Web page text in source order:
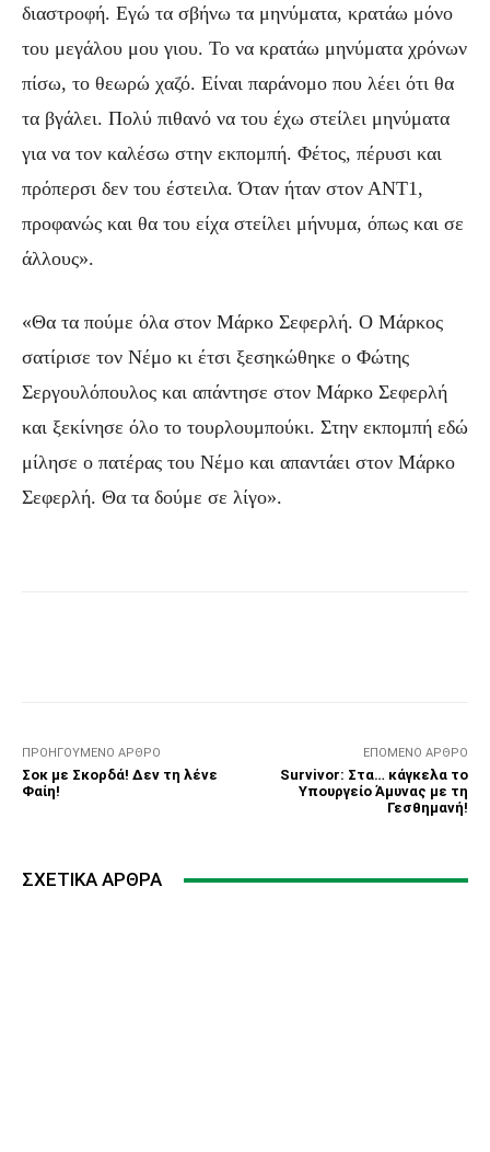
διαστροφή. Εγώ τα σβήνω τα μηνύματα, κρατάω μόνο
του μεγάλου μου γιου. Το να κρατάω μηνύματα χρόνων
πίσω, το θεωρώ χαζό. Είναι παράνομο που λέει ότι θα
τα βγάλει. Πολύ πιθανό να του έχω στείλει μηνύματα
για να τον καλέσω στην εκπομπή. Φέτος, πέρυσι και
πρόπερσι δεν του έστειλα. Όταν ήταν στον ΑΝΤ1,
προφανώς και θα του είχα στείλει μήνυμα, όπως και σε
άλλους».
«Θα τα πούμε όλα στον Μάρκο Σεφερλή. Ο Μάρκος
σατίρισε τον Νέμο κι έτσι ξεσηκώθηκε ο Φώτης
Σεργουλόπουλος και απάντησε στον Μάρκο Σεφερλή
και ξεκίνησε όλο το τουρλουμπούκι. Στην εκπομπή εδώ
μίλησε ο πατέρας του Νέμο και απαντάει στον Μάρκο
Σεφερλή. Θα τα δούμε σε λίγο».
ΠΡΟΗΓΟΎΜΕΝΟ ΆΡΘΡΟ
Σοκ με Σκορδά! Δεν τη λένε
Φαίη!
ΕΠΌΜΕΝΟ ΆΡΘΡΟ
Survivor: Στα… κάγκελα το
Υπουργείο Άμυνας με τη
Γεσθημανή!
ΣΧΕΤΙΚΆ ΆΡΘΡΑ